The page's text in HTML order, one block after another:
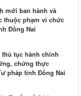
mới ban hành và
thuộc phạm vi chức
Đồng Nai
tục hành chính
chứng thực
pháp tỉnh Đồng Nai